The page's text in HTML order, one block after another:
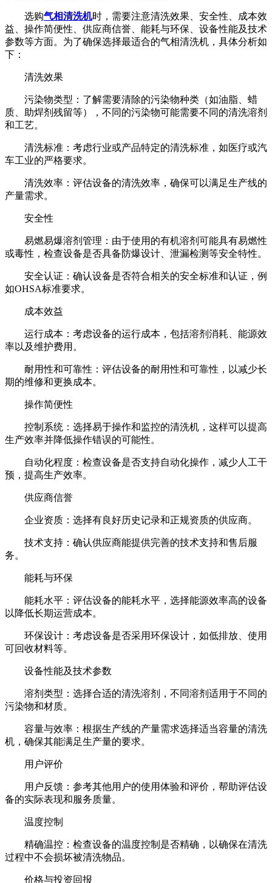
选购气相清洗机时，需要注意清洗效果、安全性、成本效
益、操作简便性、供应商信誉、能耗与环保、设备性能及技术
参数等方面。为了确保选择最适合的气相清洗机，具体分析如
下：
清洗效果
污染物类型：了解需要清除的污染物种类（如油脂、蜡
质、助焊剂残留等），不同的污染物可能需要不同的清洗溶剂
和工艺。
清洗标准：考虑行业或产品特定的清洗标准，如医疗或汽
车工业的严格要求。
清洗效率：评估设备的清洗效率，确保可以满足生产线的
产量需求。
安全性
易燃易爆溶剂管理：由于使用的有机溶剂可能具有易燃性
或毒性，检查设备是否具备防爆设计、泄漏检测等安全特性。
安全认证：确认设备是否符合相关的安全标准和认证，例
如OHSA标准要求。
成本效益
运行成本：考虑设备的运行成本，包括溶剂消耗、能源效
率以及维护费用。
耐用性和可靠性：评估设备的耐用性和可靠性，以减少长
期的维修和更换成本。
操作简便性
控制系统：选择易于操作和监控的清洗机，这样可以提高
生产效率并降低操作错误的可能性。
自动化程度：检查设备是否支持自动化操作，减少人工干
预，提高生产效率。
供应商信誉
企业资质：选择有良好历史记录和正规资质的供应商。
技术支持：确认供应商能提供完善的技术支持和售后服
务。
能耗与环保
能耗水平：评估设备的能耗水平，选择能源效率高的设备
以降低长期运营成本。
环保设计：考虑设备是否采用环保设计，如低排放、使用
可回收材料等。
设备性能及技术参数
溶剂类型：选择合适的清洗溶剂，不同溶剂适用于不同的
污染物和材质。
容量与效率：根据生产线的产量需求选择适当容量的清洗
机，确保其能满足生产量的要求。
用户评价
用户反馈：参考其他用户的使用体验和评价，帮助评估设
备的实际表现和服务质量。
温度控制
精确温控：检查设备的温度控制是否精确，以确保在清洗
过程中不会损坏被清洗物品。
价格与投资回报